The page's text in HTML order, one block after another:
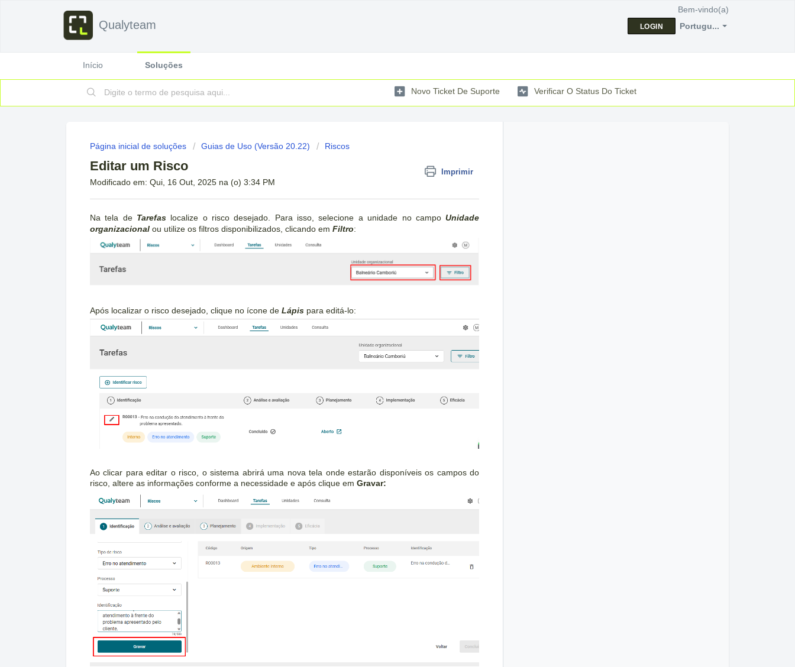
Qualyteam Portugu...
Bem-vindo(a)
LOGIN
Início Soluções
Novo Ticket De Suporte Verificar O Status Do Ticket
Página inicial de soluções Guias de Uso (Versão 20.22) Riscos
Editar um Risco Imprimir
Modificado em: Qui, 16 Out, 2025 na (o) 3:34 PM
Na tela de Tarefas localize o risco desejado. Para isso, selecione a unidade no campoUnidade
organizacional ou utilize os filtros disponibilizados, clicando em Filtro:
Após localizar o risco desejado, clique no ícone de Lápis para editá-lo:
Ao clicar para editar o risco, o sistema abrirá uma nova tela onde estarão disponíveis os campos do
risco, altere as informações conforme a necessidade e após clique em Gravar: